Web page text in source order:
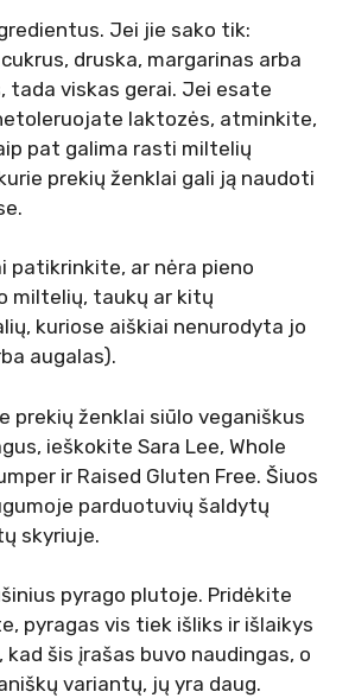
Jei jie sako tik:
druska, margarinas arba
tada viskas gerai. Jei esate
laktozės, atminkite,
pat galima rasti miltelių
prekių ženklai gali ją naudoti
patikrinkite, ar nėra pieno
miltelių, taukų ar kitų
kuriose aiškiai nenurodyta jo
augalas).
prekių ženklai siūlo veganiškus
ieškokite Sara Lee, Whole
ir Raised Gluten Free. Šiuos
parduotuvių šaldytų
skyriuje.
pyrago plutoje. Pridėkite
pyragas vis tiek išliks ir išlaikys
kad šis įrašas buvo naudingas, o
variantų, jų yra daug.